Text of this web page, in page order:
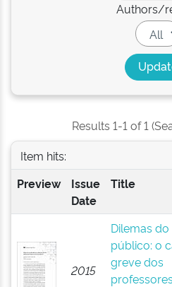
Authors/
Results 1-1 of 1
Item hits:
Preview
Issue
Date
Title
2015
Dilemas
público: o
greve dos
professores